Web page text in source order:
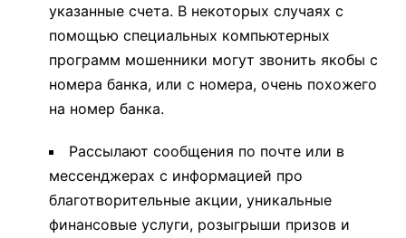
указанные счета. В некоторых случаях с
помощью специальных компьютерных
программ мошенники могут звонить якобы с
номера банка, или с номера, очень похожего
на номер банка.
Рассылают сообщения по почте или в
мессенджерах с информацией про
благотворительные акции, уникальные
финансовые услуги, розыгрыши призов и